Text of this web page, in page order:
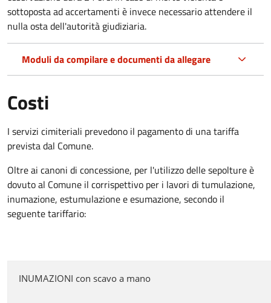
sottoposta ad accertamenti è invece necessario attendere il
nulla osta dell'autorità giudiziaria.
Moduli da compilare e documenti da allegare
Costi
I servizi cimiteriali prevedono il pagamento di una tariffa
prevista dal Comune.
Oltre ai canoni di concessione, per l'utilizzo delle sepolture è
dovuto al Comune il corrispettivo per i lavori di tumulazione,
inumazione, estumulazione e esumazione, secondo il
seguente tariffario:
INUMAZIONI con scavo a mano